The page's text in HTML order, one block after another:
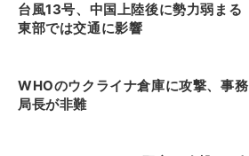
台風13号、中国上陸後に勢力弱まる
東部では交通に影響
WHOのウクライナ倉庫に攻撃、事務
局長が非難